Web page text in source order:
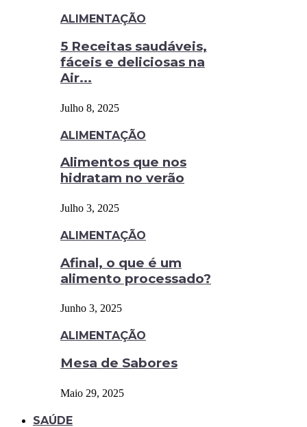
ALIMENTAÇÃO
5 Receitas saudáveis,
fáceis e deliciosas na
Air...
Julho 8, 2025
ALIMENTAÇÃO
Alimentos que nos
hidratam no verão
Julho 3, 2025
ALIMENTAÇÃO
Afinal, o que é um
alimento processado?
Junho 3, 2025
ALIMENTAÇÃO
Mesa de Sabores
Maio 29, 2025
SAÚDE